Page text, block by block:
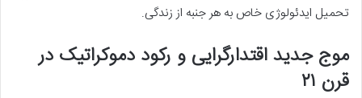
تحمیل ایدئولوژی خاص به هر جنبه از زندگی.
موج جدید اقتدارگرایی و رکود دموکراتیک در
قرن ۲۱